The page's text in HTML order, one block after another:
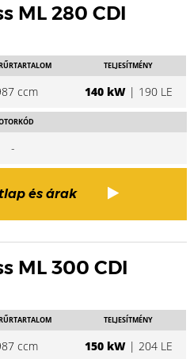
ML 280 CDI
ccm
TELJESÍTMÉNY
140 kW| 190 LE
-
és árak
ML 300 CDI
ccm
TELJESÍTMÉNY
150 kW| 204 LE